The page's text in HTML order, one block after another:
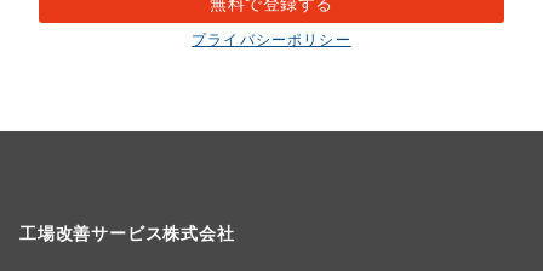
プライバシーポリシー
工場改善サービス株式会社